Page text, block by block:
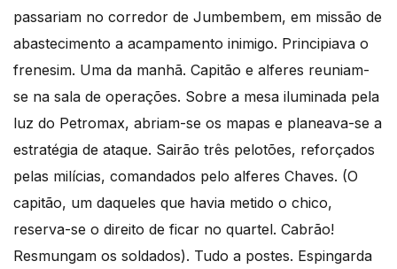
passariam no corredor de Jumbembem, em missão de
abastecimento a acampamento inimigo. Principiava o
frenesim. Uma da manhã. Capitão e alferes reuniam-
se na sala de operações. Sobre a mesa iluminada pela
luz do Petromax, abriam-se os mapas e planeava-se a
estratégia de ataque. Sairão três pelotões, reforçados
pelas milícias, comandados pelo alferes Chaves. (O
capitão, um daqueles que havia metido o chico,
reserva-se o direito de ficar no quartel. Cabrão!
Resmungam os soldados). Tudo a postes. Espingarda